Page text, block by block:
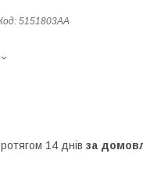
5151803AA
14 днів за